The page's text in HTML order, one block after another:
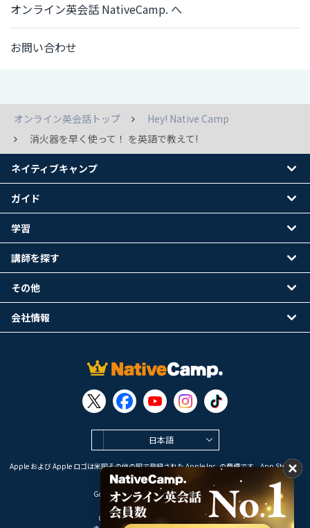
オンライン英会話 NativeCamp. へ
お問い合わせ
オンライン英会話トップ
Hey! Native Camp
消火器を早く使って！ を英語で教えて!
日本語
Apple および Apple ロゴは米国その他の国で登録された Apple Inc. の商標です。App Store は
Apple Inc. のサービスマークです。
Google Play は Google LLC の商標です。
Copyright © 2026 オンライン英会話
ネイティブキャンプ
ガイド
学習
講師を探す
その他
会社情報